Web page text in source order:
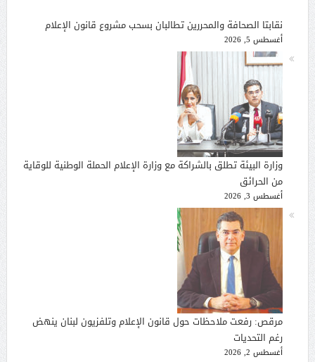
نقابتا الصحافة والمحررين تطالبان بسحب مشروع قانون الإعلام
أغسطس 5, 2026
وزارة البيئة تطلق بالشراكة مع وزارة الإعلام الحملة الوطنية للوقاية
من الحرائق
أغسطس 3, 2026
مرقص: رفعت ملاحظات حول قانون الإعلام وتلفزيون لبنان ينهض
رغم التحديات
أغسطس 2, 2026